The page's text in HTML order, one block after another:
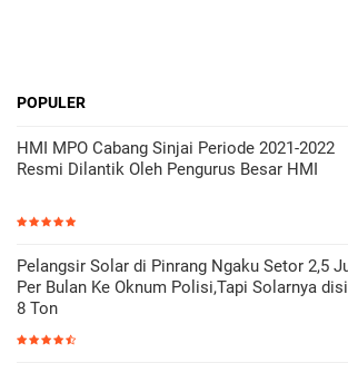
POPULER
HMI MPO Cabang Sinjai Periode 2021-2022
Resmi Dilantik Oleh Pengurus Besar HMI
Pelangsir Solar di Pinrang Ngaku Setor 2,5
Per Bulan Ke Oknum Polisi,Tapi Solarnya
8 Ton